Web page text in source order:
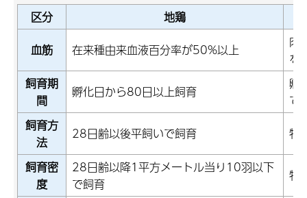
区分
地鶏
血筋
在来種由来血液百分率が50%以上
肉
を
飼育期
間
孵化日から80日以上飼育
孵
で
飼育方
法
28日齢以後平飼いで飼育
特
飼育密
度
28日齢以降1平方メートル当り10羽以下
で飼育
特